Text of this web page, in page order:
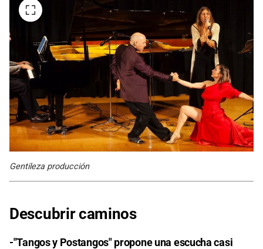
Gentileza producción
Descubrir caminos
-"Tangos y Postangos" propone una escucha casi